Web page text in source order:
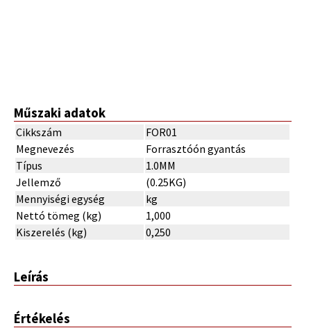
Műszaki adatok
Cikkszám
FOR01
Megnevezés
Forrasztóón gyantás
Típus
1.0MM
Jellemző
(0.25KG)
Mennyiségi egység
kg
Nettó tömeg (kg)
1,000
Kiszerelés (kg)
0,250
Leírás
Értékelés